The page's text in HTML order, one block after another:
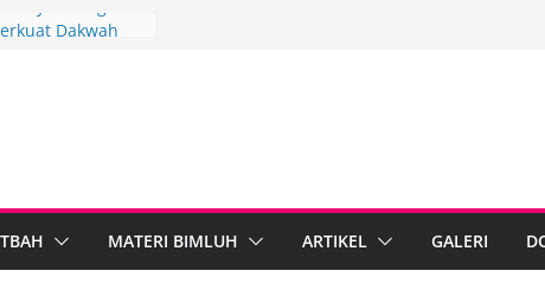
Agama
Penyuluh
Brebes
Implementasi
MATERI BIMLUH ARTIKEL GALERI